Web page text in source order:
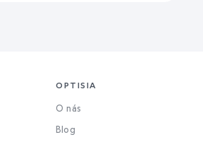
OPTISIA
O nás
Blog